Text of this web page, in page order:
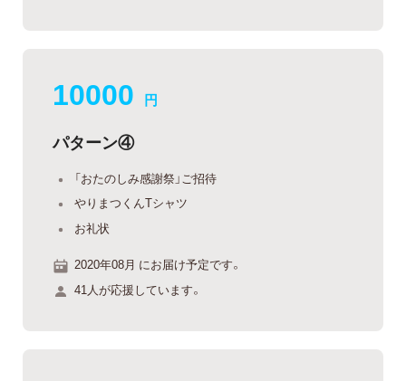
10000 円
パターン④
「おたのしみ感謝祭」ご招待
やりまつくんTシャツ
お礼状
2020年08月 にお届け予定です。
41人が応援しています。